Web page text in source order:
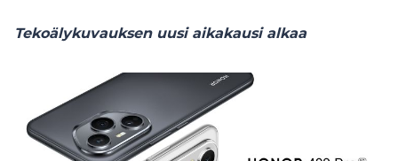
Tekoälykuvauksen uusi aikakausi alkaa